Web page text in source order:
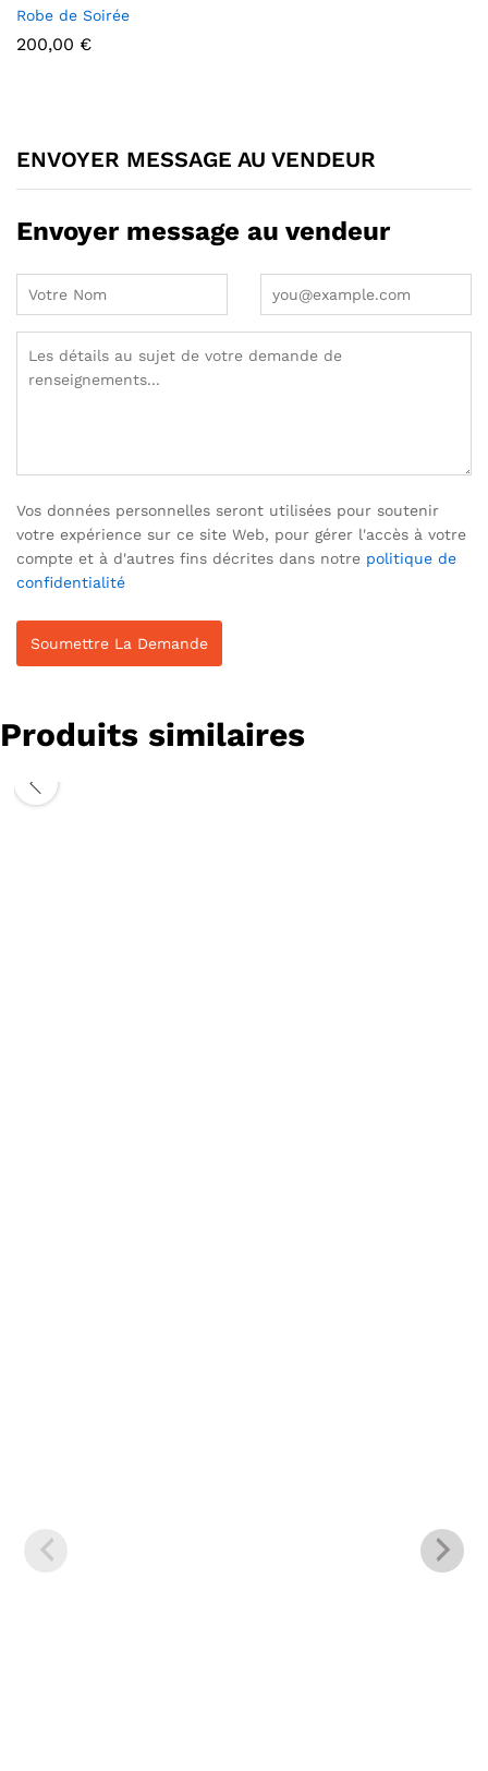
Robe de Soirée
200,00 €
ENVOYER MESSAGE AU VENDEUR
Envoyer message au vendeur
Vos données personnelles seront utilisées pour soutenir
votre expérience sur ce site Web, pour gérer l'accès à votre
compte et à d'autres fins décrites dans notre politique de
confidentialité
Produits similaires